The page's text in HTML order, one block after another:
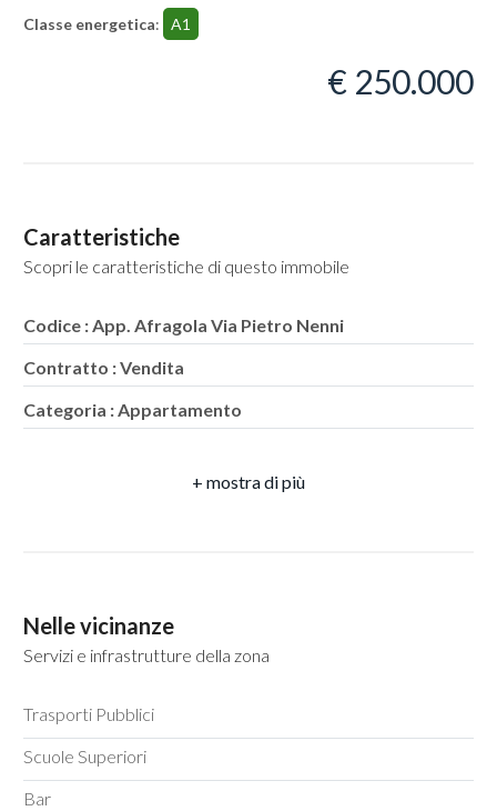
Classe energetica: A1
€ 250.000
Caratteristiche
Scopri le caratteristiche di questo immobile
Codice : App. Afragola Via Pietro Nenni
Contratto : Vendita
Categoria : Appartamento
Camere : 2
Bagni : 2
Locali : 4
Stato conservazione : Ristrutturato
Numero posti auto scoperti : 1
Nelle vicinanze
Servizi e infrastrutture della zona
Trasporti Pubblici
Scuole Superiori
Bar
3
5
5+
1
2